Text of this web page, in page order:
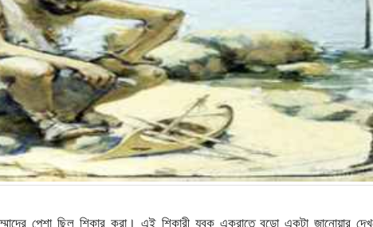
পেশা ছিল শিকার করা। এই শিকারী যুবক একরাতে বড়ো একটা জানোয়ার